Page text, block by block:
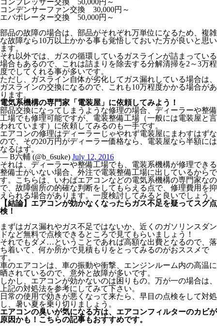
コンプレッサー交換 50,000円～
コンデンサーファン交換 30,000円～
エバポレーター交換 50,000円～
部品の故障の場合は、部品がそれぞれ万単位になるため、複雑
な故障なら10万以上かかる事も覚悟しておいた方が良いと思い
ます。
それ以外では、ガスの循環しているガスラインが詰まっている
場合もあるので、これは詰まりを除去する分解清掃を2～3万程
度でしてくれる事が多いです。
ただし、ガスライン自体が劣化してガス漏れしている場合は、
ガスラインの交換になるので、これも10万程度かかる場合があ
ります。
電気系機構の専門家「電装屋」に依頼してみよう！
部品交換になってしまうような修理の場合、ディーラーや整備
工場でも修理可能ですが、電装整備工場（一般には電装屋と言
われています）に依頼してみるのも一手です。
エアコンの修理はディーラーじゃやれず電装屋にまわすはずな
ので、その20万円がディーラー価格なら、電装屋なら半額には
なるはず。
— B六輔 (@b_6suke) July 12, 2016
それは、ディーラーや整備工場でも、電装系機構が修理できる
整備士がいない場合、外注で電装整備工場に出しているからで
す。こちらは、いわばエアコンなどの電気系機構の専門家なの
で、故障個所の的確な判断をしてもらえる点で、修理費用を抑
えられる場合があります。一度検討してみると良いでしょう。
【結論】エアコンが効かなくなったらガス不足を疑ってスグ点
検！
まずはガス漏れやガス不足ではないか、近くのガソリンスダン
ドなど無料で点検できるところで見てもらいましょう！
それでもダメ…ということであれば高額な出費となるので、落
ち着いて、何か所かで見積もりをとってみるのがおススメで
す。
車のエアコンは、車の振動や衝撃、エンジンルーム内の高温に
晒されているので、意外と故障が多いです。
しかし、エアコンが効かないのは困りもの。万が一の場合は、
上記の対処法を参考にしてみて下さい。
日常の使用で効きが悪くなって来たら、早目の点検をして対処
し、暑い夏を乗り切りましょう。
エアコンの臭いが気になる方は、エアコンフィルターのカビが
原因かも！こちらの記事もおすすめです。